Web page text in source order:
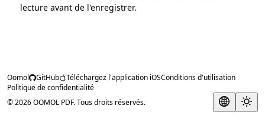
lecture avant de l'enregistrer.
Oomol GitHub Téléchargez l'application iOSConditions d'utilisation
Politique de confidentialité
© 2026 OOMOL PDF. Tous droits réservés.